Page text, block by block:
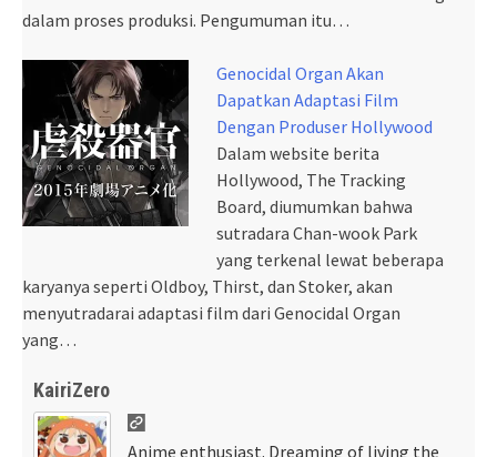
dalam proses produksi. Pengumuman itu…
Genocidal Organ Akan
Dapatkan Adaptasi Film
Dengan Produser Hollywood
Dalam website berita
Hollywood, The Tracking
Board, diumumkan bahwa
sutradara Chan-wook Park
yang terkenal lewat beberapa
karyanya seperti Oldboy, Thirst, dan Stoker, akan
menyutradarai adaptasi film dari Genocidal Organ
yang…
KairiZero
Anime enthusiast. Dreaming of living the